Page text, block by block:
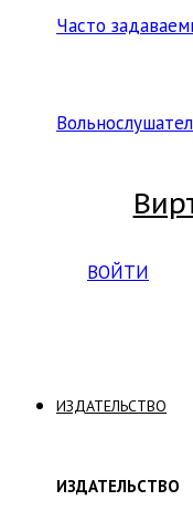
Часто
ВОЙТИ
ИЗДАТЕЛЬСТВО
ИЗДАТЕЛЬСТВО